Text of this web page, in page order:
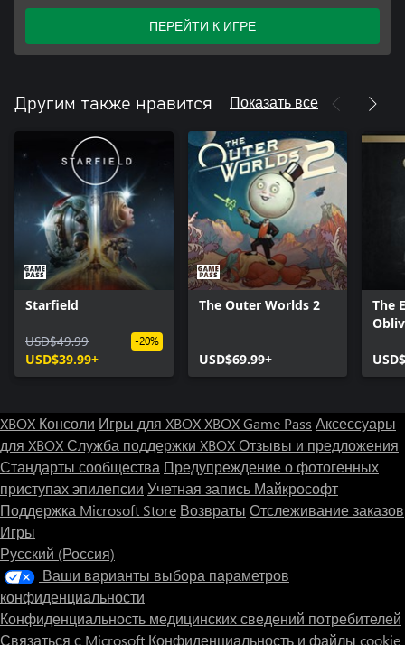
ПЕРЕЙТИ К ИГРЕ
Другим также нравится Показать все
Starfield
USD$49.99
USD$39.99+
-20%
The Outer Worlds 2
USD$69.99+
The
XBOX Консоли Игры для XBOXXBOX Game Pass Аксессуары
для XBOXСлужба поддержки XBOXОтзывы и предложения
Стандарты сообщества Предупреждение о фотогенных
приступах эпилепсии Учетная запись Майкрософт
Поддержка Microsoft Store Возвраты Отслеживание заказов
Игры
Русский (Россия)
Ваши варианты выбора параметров
конфиденциальности
Конфиденциальность медицинских сведений потребителей
Связаться с Microsoft Конфиденциальность и файлы cookie